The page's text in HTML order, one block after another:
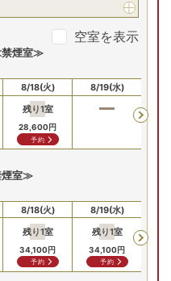
空室を表示
禁煙室≫
8/18(火)
残り1室
28,600円
予約
8/19(水)
煙室≫
8/18(火)
残り1室
34,100円
予約
8/19(水)
残り1室
34,100円
予約